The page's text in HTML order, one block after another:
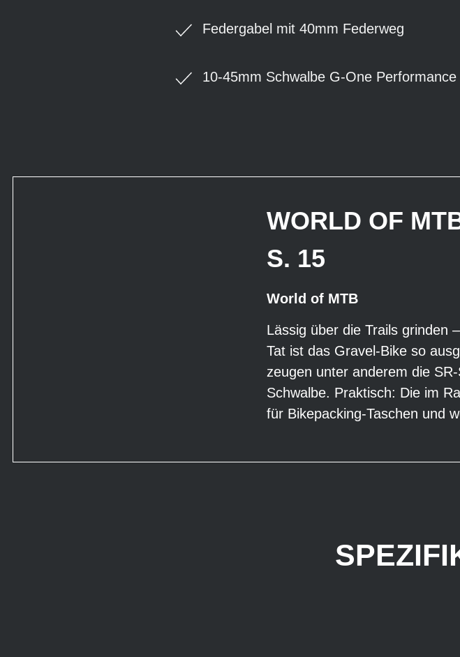
Federgabel mit 40mm Federweg
10-45mm Schwalbe G-One Performance
WORLD OF
S. 15
World of MTB
Lässig über die Trails grinden
Tat ist das Gravel-Bike so
zeugen unter anderem die
Schwalbe. Praktisch: Die im
für Bikepacking-Taschen und